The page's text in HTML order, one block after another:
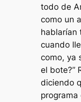
todo de
como un
hablarían
cuando
como, ya
el bote?”
diciendo